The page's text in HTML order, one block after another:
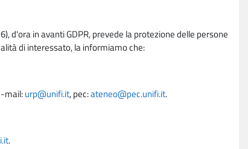
d'ora in avanti GDPR, prevede la protezione delle persone
di interessato, la informiamo che:
mail:urp@unifi.it, pec:ateneo@pec.unifi.it.
.